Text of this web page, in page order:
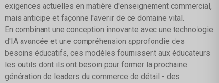
exigences actuelles en matière d'enseignement commercial,
mais anticipe et façonne l'avenir de ce domaine vital.
En combinant une conception innovante avec une technologie
d'IA avancée et une compréhension approfondie des
besoins éducatifs, ces modèles fournissent aux éducateurs
les outils dont ils ont besoin pour former la prochaine
génération de leaders du commerce de détail - des